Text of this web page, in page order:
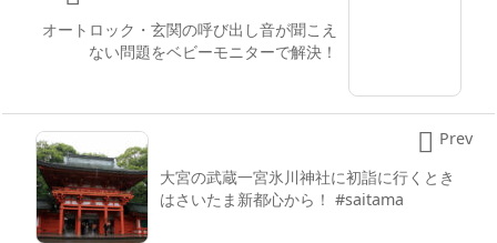
オートロック・玄関の呼び出し音が聞こえ
ない問題をベビーモニターで解決！
大宮の武蔵一宮氷川神社に初詣に行くとき
はさいたま新都心から！ #saitama
 Prev